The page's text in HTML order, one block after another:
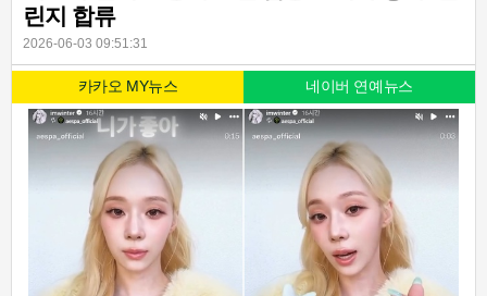
린지 합류
2026-06-03 09:51:31
카카오 MY뉴스 네이버 연예뉴스